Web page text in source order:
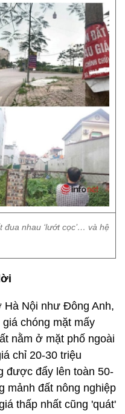
đua nhau ‘lướt cọc’… và hệ
Hà Nội như Đông Anh,
chóng mặt mấy
nằm ở mặt phố ngoài
chỉ 20-30 triệu
được đẩy lên toàn 50-
mảnh đất nông nghiệp
thấp nhất cũng 'quát'